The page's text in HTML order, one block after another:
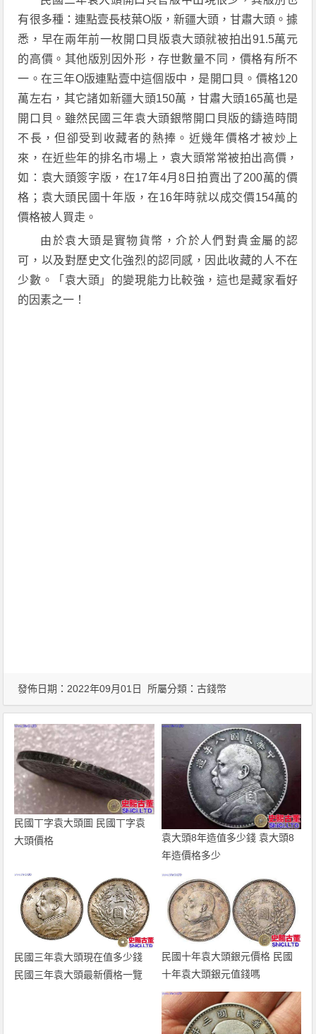
有很多種：連點壹長枝葉O版，新疆大頭，甘肅大頭。據
悉，早在兩年前一枚開口貝版袁大頭就被拍出91.5萬元
的高價。其他版別因外形，存世數量不同，價格有所不
一。在三年O版連點壹中這個版中，是開口貝。價格120
萬左右，其它諸如新疆大頭150萬，甘肅大頭165萬也是
開口貝。雖然民國三年袁大頭銀幣開口貝版的鑄造時間
不長，但卻受到收藏者的熱捧。近幾年價格才被炒上
來，在近些年的排名市場上，袁大頭常常被拍出高價，
如：袁大頭簽字版，在17年4月8日拍賣出了200萬的價
格；袁大頭民國十年版，在16年時就以成交價154萬的
價格被人買走。
由於袁大頭是實物貨幣，介於人們對貴金屬的認
可，以及對歷史文化強烈的認同感，因此收藏的人不在
少數。「袁大頭」的變現能力比較強，這也是藏家看好
的因素之一！
發佈日期：2022年09月01日 所屬分類：古錢幣
民國丅字袁大頭圖 民國丅字袁
大頭價格
袁大頭8年造值多少錢 袁大頭8
年造價格多少
民國三年袁大頭現在值多少錢
民國三年袁大頭最新價格一覽
民國十年袁大頭銀元價格 民國
十年袁大頭銀元值錢嗎